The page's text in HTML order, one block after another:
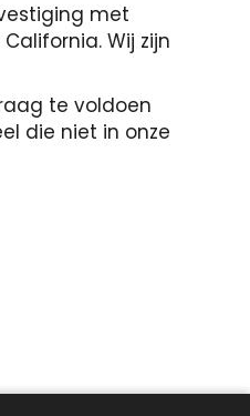
met
Wij zijn
te voldoen
die niet in onze